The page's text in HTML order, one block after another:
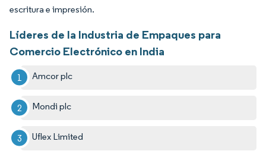
escritura e impresión.
Líderes de la Industria de Empaques para
Comercio Electrónico en India
Amcor plc
Mondi plc
Uflex Limited